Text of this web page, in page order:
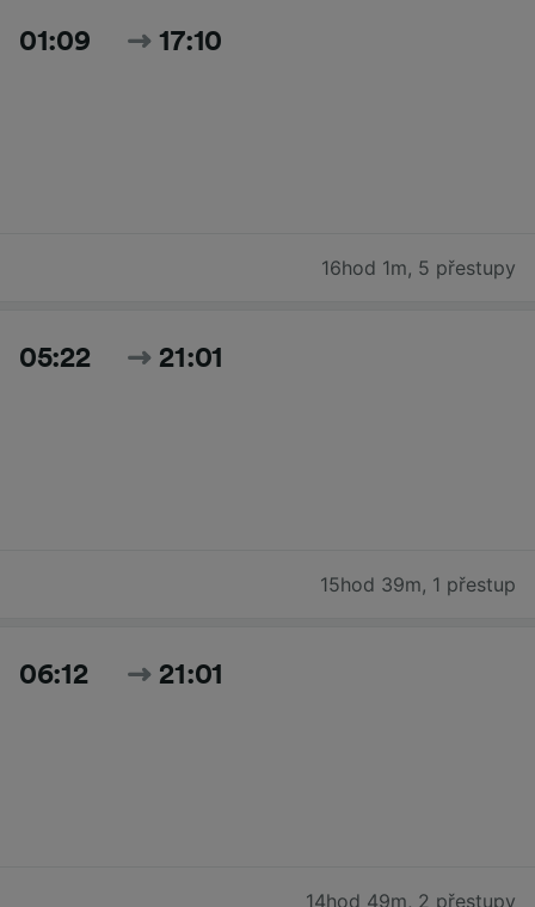
01:09 17:10
16hod 1m, 5 přestupy
05:22 21:01
15hod 39m, 1 přestup
06:12 21:01
14hod 49m, 2 přestupy